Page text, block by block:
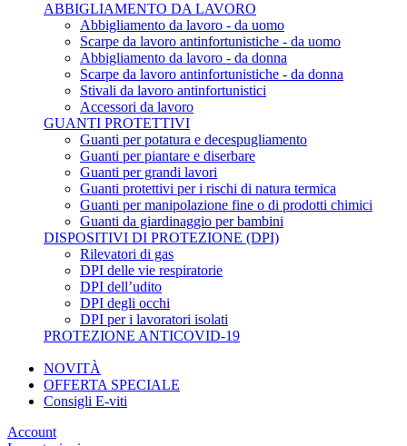
ABBIGLIAMENTO DA LAVORO
Abbigliamento da lavoro - da uomo
Scarpe da lavoro antinfortunistiche - da uomo
Abbigliamento da lavoro - da donna
Scarpe da lavoro antinfortunistiche - da donna
Stivali da lavoro antinfortunistici
Accessori da lavoro
GUANTI PROTETTIVI
Guanti per potatura e decespugliamento
Guanti per piantare e diserbare
Guanti per grandi lavori
Guanti protettivi per i rischi di natura termica
Guanti per manipolazione fine o di prodotti chimici
Guanti da giardinaggio per bambini
DISPOSITIVI DI PROTEZIONE (DPI)
Rilevatori di gas
DPI delle vie respiratorie
DPI dell’udito
DPI degli occhi
DPI per i lavoratori isolati
PROTEZIONE ANTICOVID-19
NOVITÀ
OFFERTA SPECIALE
Consigli E-viti
Account